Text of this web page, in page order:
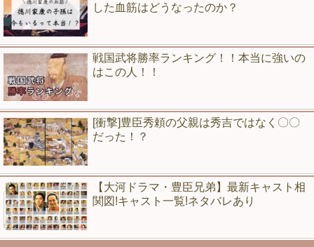
した血筋はどうなったのか？
戦国武将勝率ランキング！！本当に強いの
はこの人！！
[衝撃]豊臣秀頼の父親は秀吉ではなく〇〇
だった！？
【大河ドラマ・豊臣兄弟】最新キャスト相
関図!キャスト一覧!ネタバレあり